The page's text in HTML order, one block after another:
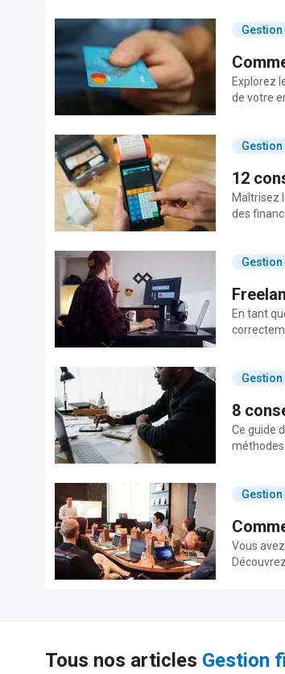
Explorez
de votre
12
Maîtrisez
des
En tant
8
Ce guide
méthodes
Vous
Tous nos articles Gestion